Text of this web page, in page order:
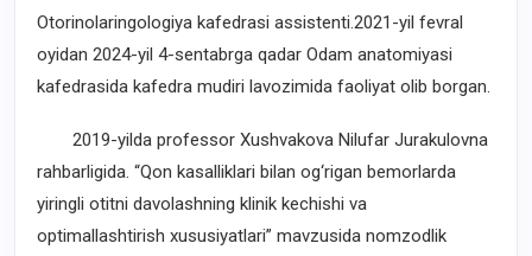
Otorinolaringologiya kafedrasi assistenti.2021-yil fevral
oyidan 2024-yil 4-sentabrga qadar Odam anatomiyasi
kafedrasida kafedra mudiri lavozimida faoliyat olib borgan.
2019-yilda professor Xushvakova Nilufar Jurakulovna
rahbarligida. “Qon kasalliklari bilan og‘rigan bemorlarda
yiringli otitni davolashning klinik kechishi va
optimallashtirish xususiyatlari” mavzusida nomzodlik